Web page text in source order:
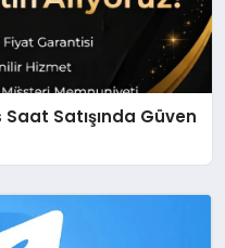
Satışında Güven